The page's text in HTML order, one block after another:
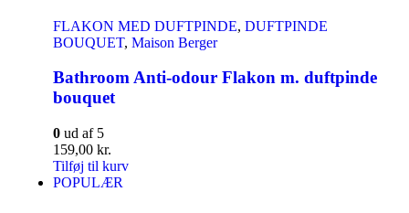
FLAKON MED DUFTPINDE, DUFTPINDE
BOUQUET, Maison Berger
Bathroom Anti-odour Flakon m. duftpinde
bouquet
0 ud af 5
159,00 kr.
Tilføj til kurv
POPULÆR